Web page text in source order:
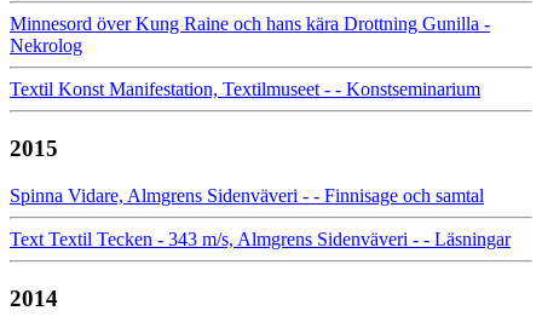
Minnesord över Kung Raine och hans kära Drottning Gunilla -
Nekrolog
Textil Konst Manifestation, Textilmuseet - - Konstseminarium
2015
Spinna Vidare, Almgrens Sidenväveri - - Finnisage och samtal
Text Textil Tecken - 343 m/s, Almgrens Sidenväveri - - Läsningar
2014